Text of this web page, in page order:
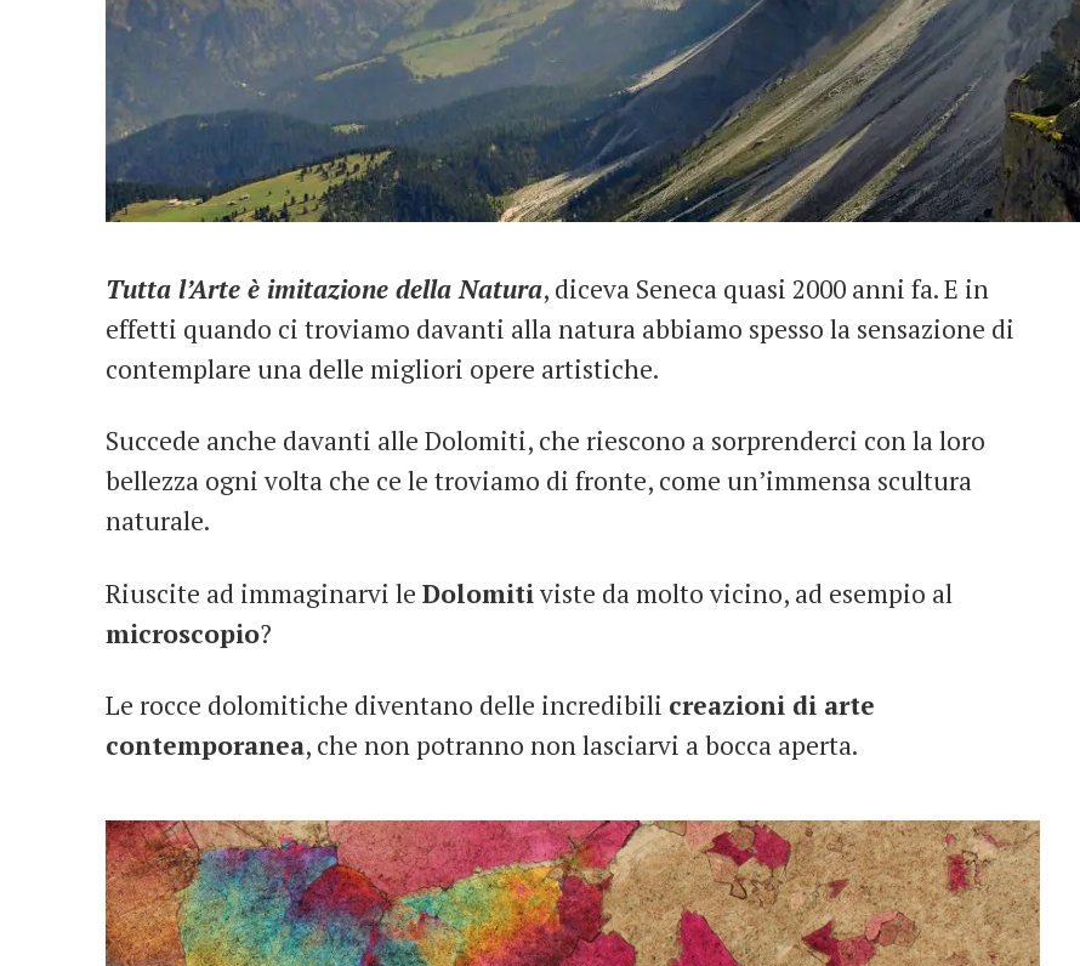
Tutta l’Arte è imitazione della Natura, diceva Seneca quasi 2000 anni fa. E in
effetti quando ci troviamo davanti alla natura abbiamo spesso la sensazione di
contemplare una delle migliori opere artistiche.
Succede anche davanti alle Dolomiti, che riescono a sorprenderci con la loro
bellezza ogni volta che ce le troviamo di fronte, come un’immensa scultura
naturale.
Riuscite ad immaginarvi le Dolomitiviste da molto vicino, ad esempio al
microscopio?
Le rocce dolomitiche diventano delle incredibili creazioni di arte
contemporanea, che non potranno non lasciarvi a bocca aperta.